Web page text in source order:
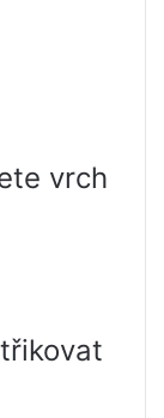
vrch